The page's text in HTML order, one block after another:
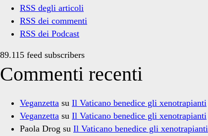
RSS degli articoli
RSS dei commenti
RSS dei Podcast
89.115 feed subscribers
Commenti recenti
Veganzetta su Il Vaticano benedice gli xenotrapianti
Veganzetta su Il Vaticano benedice gli xenotrapianti
Paola Drog su Il Vaticano benedice gli xenotrapianti